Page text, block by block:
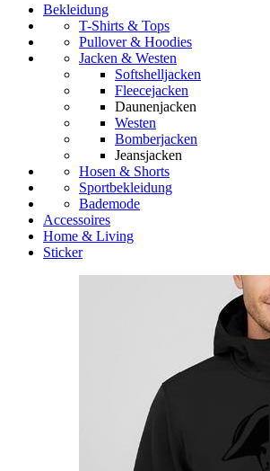
Bekleidung
T-Shirts & Tops
Pullover & Hoodies
Jacken & Westen
Softshelljacken
Fleecejacken
Daunenjacken
Westen
Bomberjacken
Jeansjacken
Hosen & Shorts
Sportbekleidung
Bademode
Accessoires
Home & Living
Sticker